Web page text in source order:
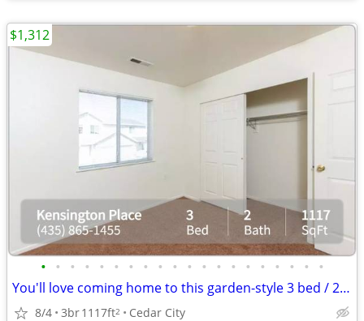
• • • • • • • • • • • • • • • • • • • •
You'll love coming home to this garden-style 3 bed / 2 bath!
8/4 3br1117ft2 Cedar City
$1,312